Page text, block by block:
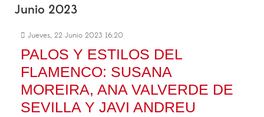
Junio 2023
Jueves, 22 Junio 2023 16:20
PALOS Y ESTILOS DEL
FLAMENCO: SUSANA
MOREIRA, ANA VALVERDE DE
SEVILLA Y JAVI ANDREU